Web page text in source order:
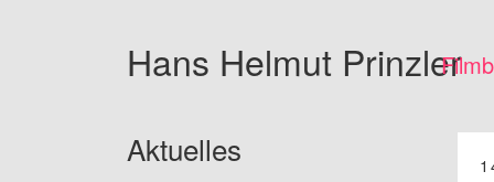
Hans Helmut Prinzler
Aktuelles